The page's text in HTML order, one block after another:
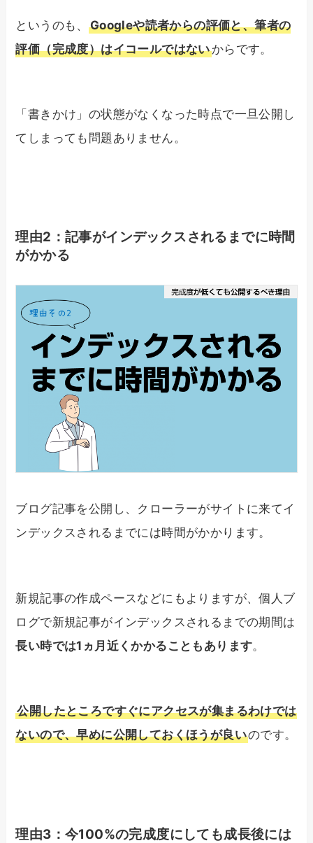
というのも、 Googleや読者からの評価と、筆者の
評価（完成度）はイコールではないからです。
「書きかけ」の状態がなくなった時点で一旦公開し
てしまっても問題ありません。
理由2：記事がインデックスされるまでに時間
がかかる
ブログ記事を公開し、クローラーがサイトに来てイ
ンデックスされるまでには時間がかかります。
新規記事の作成ペースなどにもよりますが、個人ブ
ログで新規記事がインデックスされるまでの期間は
長い時では1ヵ月近くかかることもあります。
公開したところですぐにアクセスが集まるわけでは
ないので、早めに公開しておくほうが良いのです。
理由3：今100%の完成度にしても成長後には